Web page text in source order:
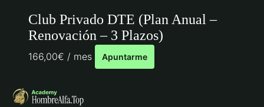
Club Privado DTE (Plan Anual –
Renovación – 3 Plazos)
166,00€ / mes Apuntarme